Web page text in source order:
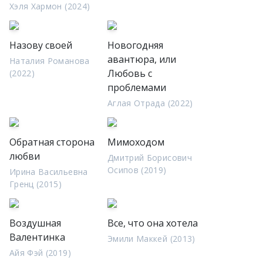
Хэля Хармон (2024)
Назову своей
Наталия Романова
(2022)
Новогодняя
авантюра, или
Любовь с
проблемами
Аглая Отрада (2022)
Обратная сторона
любви
Ирина Васильевна
Гренц (2015)
Мимоходом
Дмитрий Борисович
Осипов (2019)
Воздушная
Валентинка
Айя Фэй (2019)
Все, что она хотела
Эмили Маккей (2013)